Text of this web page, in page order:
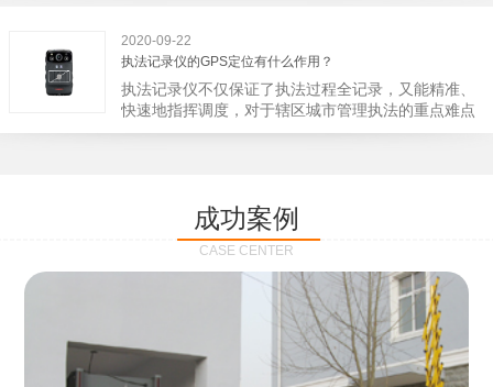
下次直接使用，提高执法仪数据效率。执法仪数据采
集站还具有强大的数据存储管理系统，后台统计不同
上传时段、不同重要级别的数据，将统计结果以图表
或者报表的形式呈现；设备设置有用户操作权限管
理，自动将用户警员编号与执法仪编号绑定，保障数
据的合法性，同时系统可设置每个警员的权限，明确
止了双方矛盾的发生。现在有了执法仪数据采集工作
站，执法队员的担忧便得到有效的解决。每个采集工
作站可支持多台执法记录仪设备同时上传数据，队员
当天使用当天上传，通过数据线接入到采集工作站，
它会自动读取所有的视频、音频、图片、日志等信
作站也能自动为执法记录仪充充电、校校时，做执法
记录仪的贴心小"保姆"。随着群众法律意识的逐步提
高，行政执法行为更加"阳光、透明"，通过工作站可
以随时调取证据视频，精准查阅现场资料，直戳了当
的展示给行政相对人看，有效的减少了行政相对人对
城管执法行为的误解，树立了执法的公信力。
2020-09-22
执法记录仪的GPS定位有什么作用？
执法记录仪不仅保证了执法过程全记录，又能精准、
快速地指挥调度，对于辖区城市管理执法的重点难点
也能一目了然，在城市管理工作信息化中发挥着重要
定位模块，可通过移动网络将位置信息实时发送到监
控中心，在平台的电子地图上显示出设备的具体位
置，实时查看执法人员到岗情况及根据执法环境迅速
调配周边执法人员。同时，内置NFC芯片，可支持身
份证查验等拓展功能，在实战中发挥着重要的作用，
能广泛应用于交警公安执法、卫生监督、城管执法、
海关执法、路政、质量监督、林业园林、消防、质量
监督、公路铁路等各个领域。
成功案例
CASE CENTER